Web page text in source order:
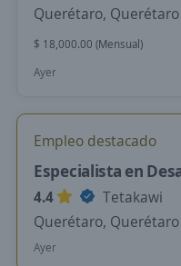
Querétaro, Querétaro
$ 18,000.00 (Mensual)
Ayer
Empleo destacado
Especialista en
4.4
Tetakawi
Querétaro, Querétaro
Ayer